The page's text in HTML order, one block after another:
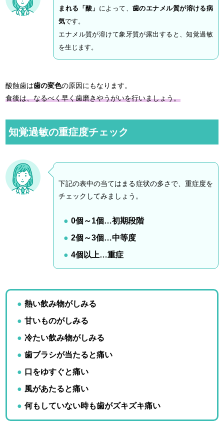
まれる「酸」 によって、歯のエナメル質が溶ける病
気です。
エナメル質が溶けて象牙質が露出すると、知覚過敏
を生じます。
酸蝕歯は歯の変色の原因にもなります。
食後は、なるべく早く歯磨きやうがいを行いましょう。
知覚過敏の重症度チェック
下記の表中の当てはまる症状の多さで、重症度を
チェックしてみましょう。
0個～1個…初期段階
2個～3個…中等度
4個以上…重症
熱い飲み物がしみる
甘いものがしみる
冷たい飲み物がしみる
歯ブラシが当たると痛い
口をゆすぐと痛い
風があたると痛い
何もしていない時も歯がズキズキ痛い